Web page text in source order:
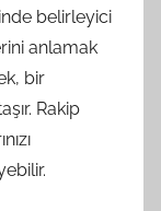
belirleyici
anlamak
bir
Rakip